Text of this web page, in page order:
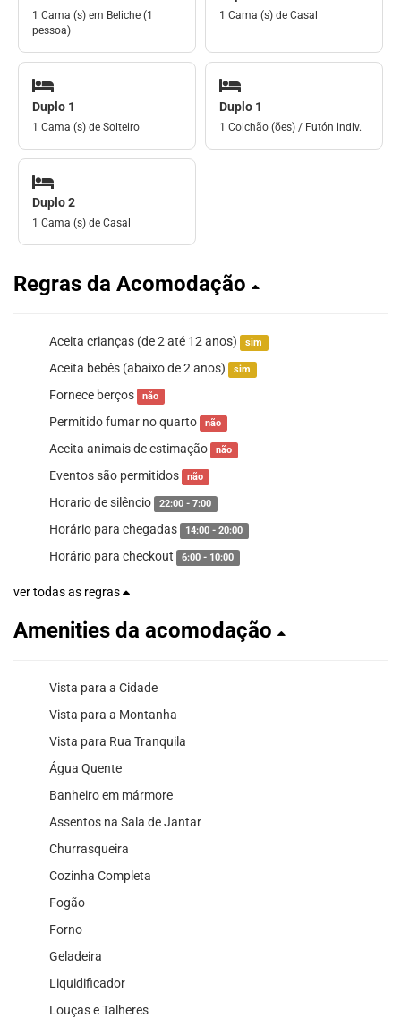
1 Cama (s) em Beliche (1
pessoa)
1 Cama (s) de Casal
Duplo 1
1 Cama (s) de Solteiro
Duplo 1
1 Colchão (ões) / Futón indiv.
Duplo 2
1 Cama (s) de Casal
Regras da Acomodação
Aceita crianças (de 2 até 12 anos) sim
Aceita bebês (abaixo de 2 anos) sim
Fornece berços não
Permitido fumar no quarto não
Aceita animais de estimação não
Eventos são permitidos não
Horario de silêncio 22:00 - 7:00
Horário para chegadas 14:00 - 20:00
Horário para checkout 6:00 - 10:00
ver todas as regras
Amenities da acomodação
Vista para a Cidade
Vista para a Montanha
Vista para Rua Tranquila
Água Quente
Banheiro em mármore
Assentos na Sala de Jantar
Churrasqueira
Cozinha Completa
Fogão
Forno
Geladeira
Liquidificador
Louças e Talheres